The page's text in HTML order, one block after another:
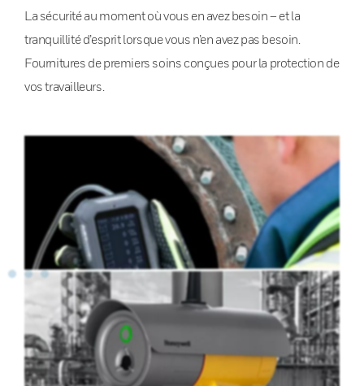
La sécurité au moment où vous en avez besoin – et la
tranquillité d’esprit lorsque vous n’en avez pas besoin.
Fournitures de premiers soins conçues pour la protection de
vos travailleurs.